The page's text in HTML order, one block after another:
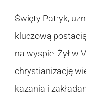
Święty Patryk,
kluczową
na wyspie. Żył w
chrystianizację
kazania i